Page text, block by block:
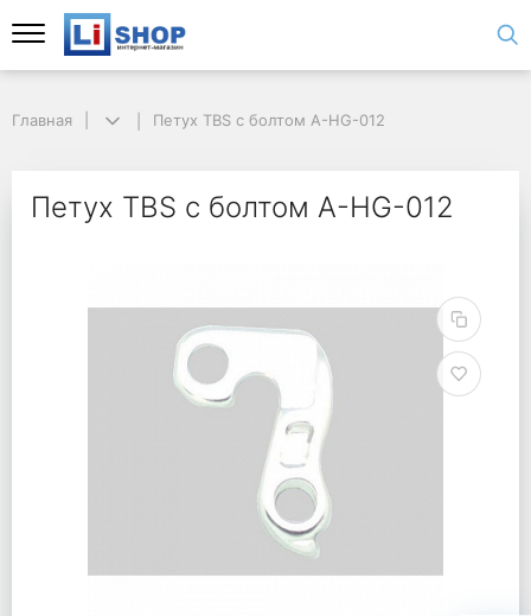
Главная Петух TBS с болтом A-HG-012
Петух TBS с болтом A-HG-012